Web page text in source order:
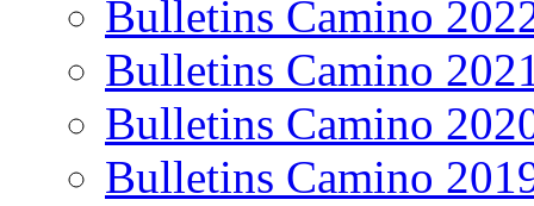
Bulletins Camino
Bulletins Camino
Bulletins Camino
Bulletins Camino